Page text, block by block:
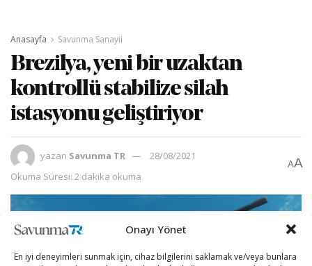
Onayı Yönet
En iyi deneyimleri sunmak için, cihaz bilgilerini saklamak ve/veya bunlara
Anasayfa Savunma Sanayii
Brezilya, yeni bir uzaktan
kontrollü stabilize silah
istasyonu geliştiriyor
yazan Savunma TR
28/08/2021
Okuma Süresi: 2 dakika okuma
AA